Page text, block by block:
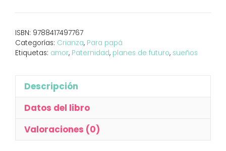
ISBN: 9788417497767
Categorías: Crianza, Para papá
Etiquetas: amor, Paternidad, planes de futuro, sueños
Descripción
Datos del libro
Valoraciones (0)